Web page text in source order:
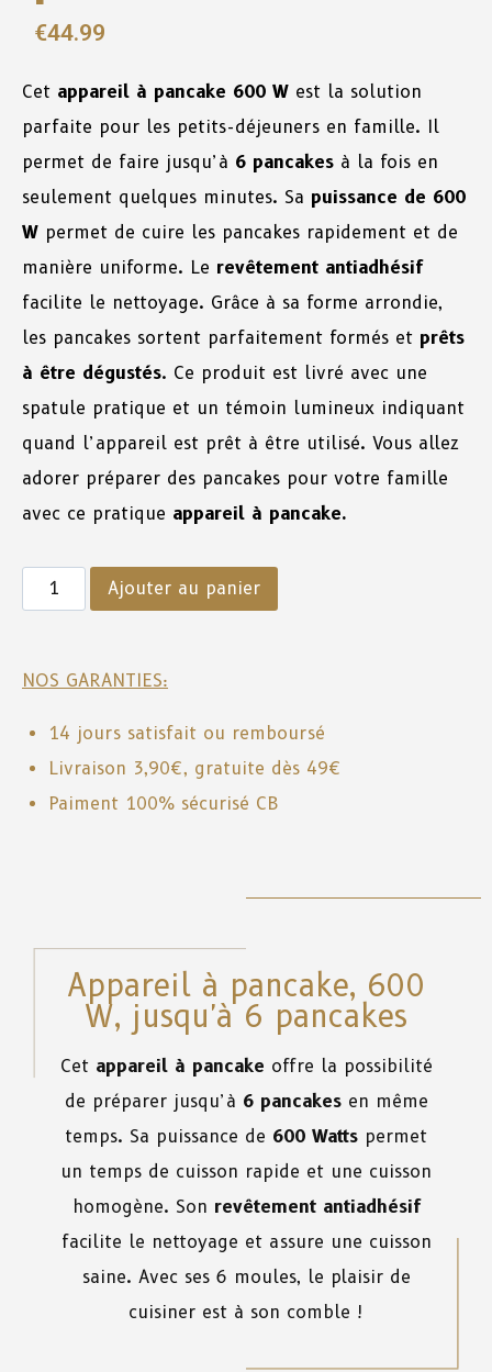
€44.99
Cet appareil à pancake 600 W est la solution
parfaite pour les petits-déjeuners en famille. Il
permet de faire jusqu’à 6 pancakes à la fois en
seulement quelques minutes. Sa puissance de 600
W permet de cuire les pancakes rapidement et de
manière uniforme. Le revêtement antiadhésif
facilite le nettoyage. Grâce à sa forme arrondie,
les pancakes sortent parfaitement formés et prêts
à être dégustés. Ce produit est livré avec une
spatule pratique et un témoin lumineux indiquant
quand l’appareil est prêt à être utilisé. Vous allez
adorer préparer des pancakes pour votre famille
avec ce pratique appareil à pancake.
Ajouter au panier
NOS GARANTIES:
14 jours satisfait ou remboursé
Livraison 3,90€, gratuite dès 49€
Paiment 100% sécurisé CB
Appareil à pancake, 600
W, jusqu'à 6 pancakes
Cet appareil à pancake offre la possibilité
de préparer jusqu’à 6 pancakesen même
temps. Sa puissance de 600 Watts permet
un temps de cuisson rapide et une cuisson
homogène. Son revêtement antiadhésif
facilite le nettoyage et assure une cuisson
saine. Avec ses 6 moules, le plaisir de
cuisiner est à son comble !